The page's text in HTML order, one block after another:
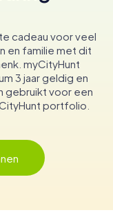
cadeau voor veel
en familie met dit
myCityHunt
3 jaar geldig en
gebruikt voor een
portfolio.